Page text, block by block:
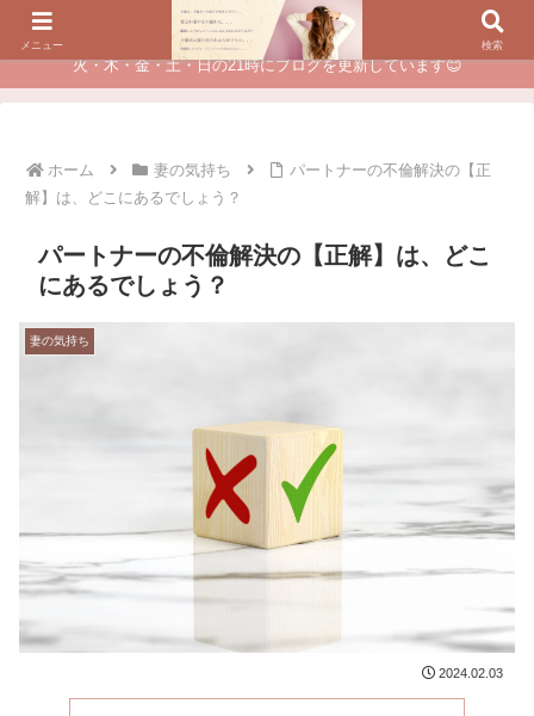
夫に不倫されたつらい経験が、あなたのチャンスに変わるカウンセリング
火・木・金・土・日の21時にブログを更新しています😊
ホーム 妻の気持ち
パートナーの不倫解決の【正
解】は、どこにあるでしょう？
パートナーの不倫解決の【正解】は、どこ
にあるでしょう？
妻の気持ち
2024.02.03
メニュー 検索